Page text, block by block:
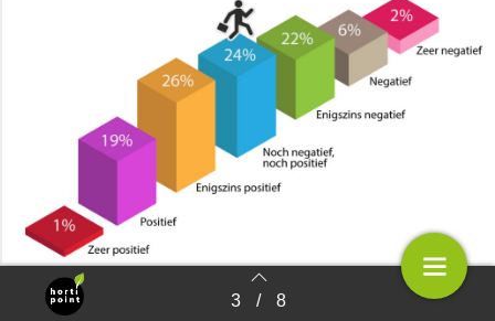
Terug naar overzicht 3 / 8